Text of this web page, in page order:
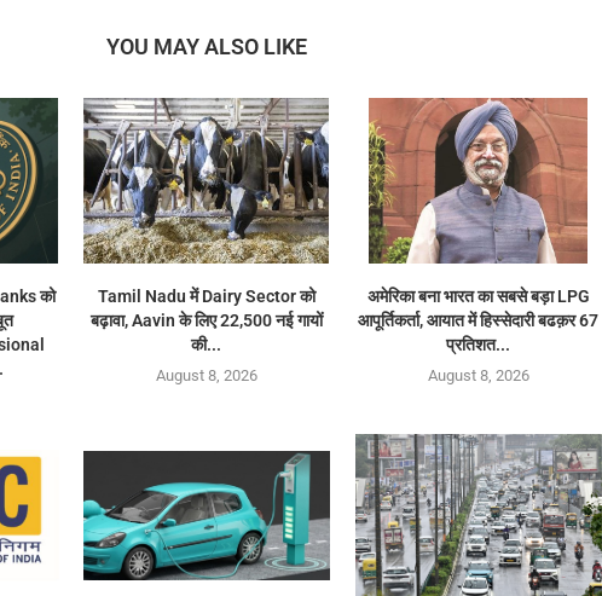
YOU MAY ALSO LIKE
को
Tamil Nadu में Dairy Sector को
बढ़ावा, Aavin के लिए 22,500 नई गायों
की...
August 8, 2026
अमेरिका बना भारत का सबसे बड़ा LPG
आपूर्तिकर्ता, आयात में हिस्सेदारी बढक़र 67
प्रतिशत...
August 8, 2026